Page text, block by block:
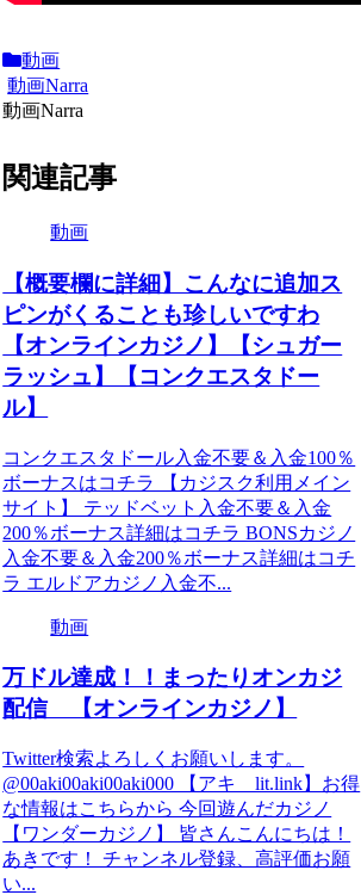
動画
動画Narra
動画Narra
関連記事
動画
【概要欄に詳細】こんなに追加ス
ピンがくることも珍しいですわ
【オンラインカジノ】【シュガー
ラッシュ】【コンクエスタドー
ル】
コンクエスタドール入金不要＆入金100％
ボーナスはコチラ 【カジスク利用メイン
サイト】 テッドベット入金不要＆入金
200％ボーナス詳細はコチラ BONSカジノ
入金不要＆入金200％ボーナス詳細はコチ
ラ エルドアカジノ入金不...
動画
万ドル達成！！まったりオンカジ
配信 【オンラインカジノ】
Twitter検索よろしくお願いします。
@00aki00aki00aki000 【アキ lit.link】お得
な情報はこちらから 今回遊んだカジノ
【ワンダーカジノ】 皆さんこんにちは！
あきです！ チャンネル登録、高評価お願
い...